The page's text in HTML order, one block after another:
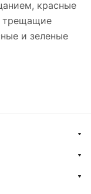
красные
трещащие
и зеленые